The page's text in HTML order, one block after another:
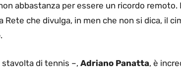
abbastanza per essere un ricordo remoto.
che divulga, in men che non si dica, il
.
stavolta di tennis –, Adriano Panatta, è